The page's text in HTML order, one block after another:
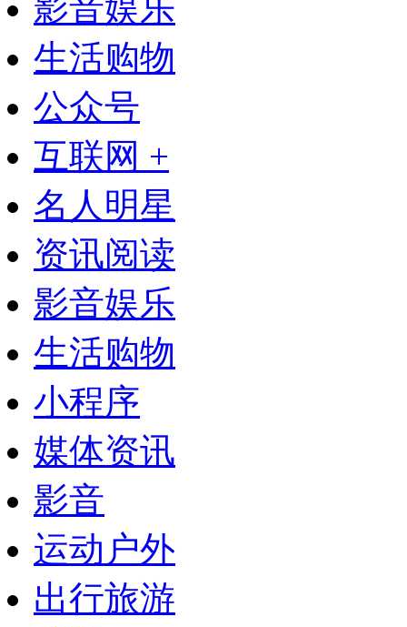
影音娱乐
生活购物
公众号
互联网 +
名人明星
资讯阅读
影音娱乐
生活购物
小程序
媒体资讯
影音
运动户外
出行旅游